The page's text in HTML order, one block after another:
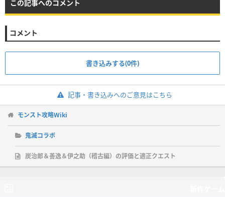
この記事へのコメント
コメント
書き込みする(0件)
記事・書き込みへのご意見はこちら
モンスト攻略Wiki
鬼滅コラボ
炭治郎＆善逸＆伊之助（稽古編）の評価と適正クエスト